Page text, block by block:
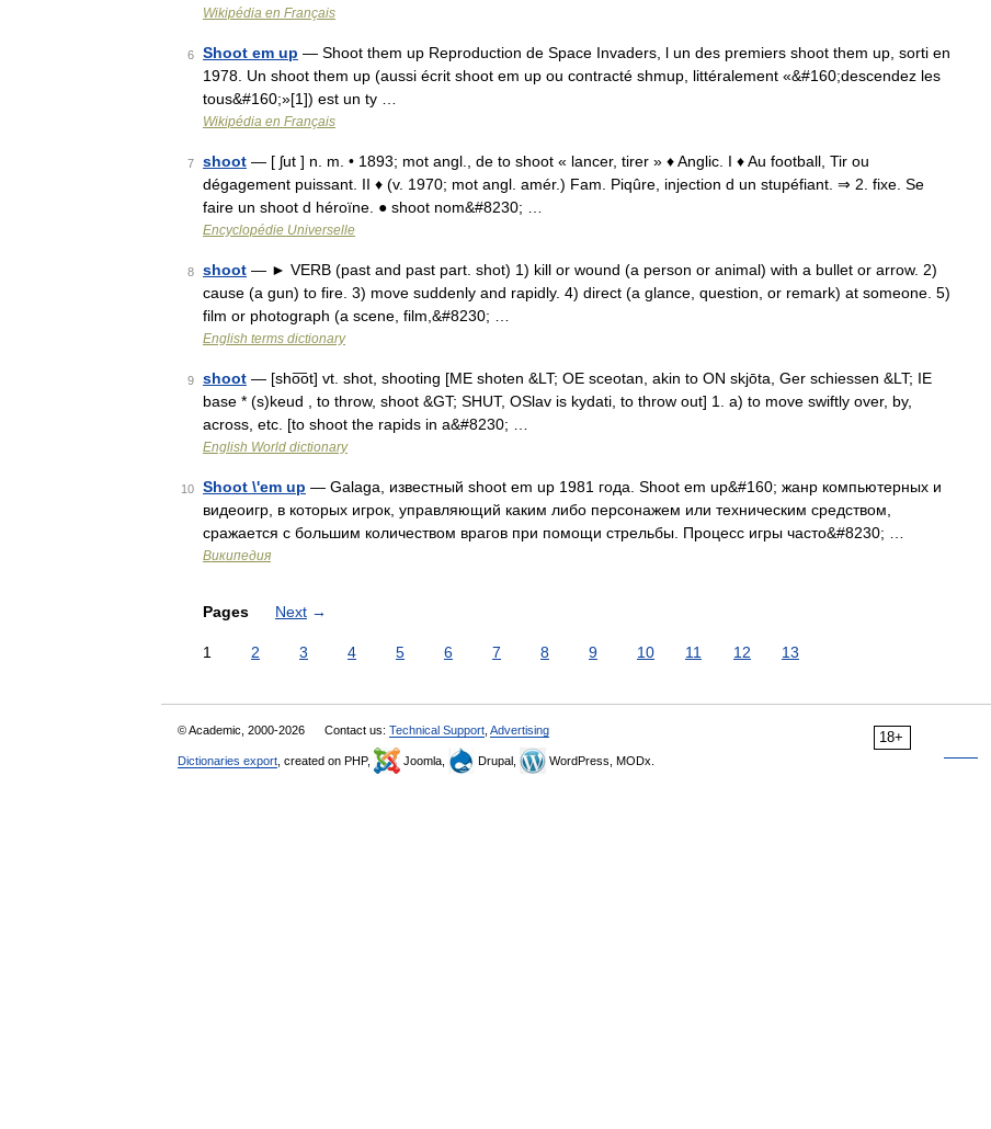
Wikipédia en Français
6 Shoot em up — Shoot them up Reproduction de Space Invaders, l un des premiers shoot them up, sorti en
1978. Un shoot them up (aussi écrit shoot em up ou contracté shmup, littéralement «&#160;descendez les
tous&#160;»[1]) est un ty …
Wikipédia en Français
7 shoot — [ ʃut ] n. m. • 1893; mot angl., de to shoot « lancer, tirer » ♦ Anglic. I ♦ Au football, Tir ou
dégagement puissant. II ♦ (v. 1970; mot angl. amér.) Fam. Piqûre, injection d un stupéfiant. ⇒ 2. fixe. Se
faire un shoot d héroïne. ● shoot nom&#8230; …
Encyclopédie Universelle
8 shoot — ► VERB (past and past part. shot) 1) kill or wound (a person or animal) with a bullet or arrow. 2)
cause (a gun) to fire. 3) move suddenly and rapidly. 4) direct (a glance, question, or remark) at someone. 5)
film or photograph (a scene, film,&#8230; …
English terms dictionary
9 shoot — [sho͞ot] vt. shot, shooting [ME shoten &LT; OE sceotan, akin to ON skjōta, Ger schiessen &LT; IE
base * (s)keud , to throw, shoot &GT; SHUT, OSlav is kydati, to throw out] 1. a) to move swiftly over, by,
across, etc. [to shoot the rapids in a&#8230; …
English World dictionary
10 Shoot \'em up — Galaga, известный shoot em up 1981 года. Shoot em up&#160; жанр компьютерных и
видеоигр, в которых игрок, управляющий каким либо персонажем или техническим средством,
сражается с большим количеством врагов при помощи стрельбы. Процесс игры часто&#8230; …
Википедия
Pages Next →
1 2 3 4 5 6 7 8 9 10 11 12 13
18+
© Academic, 2000-2026 Contact us: Technical Support Advertising
Dictionaries export , created on PHP, Joomla, Drupal, WordPress, MODx.